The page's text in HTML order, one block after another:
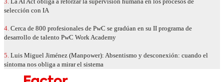
selección con IA
4. Cerca de 800 profesionales de PwC se gradúan en su II programa de
desarrollo de talento PwC Work Academy
5. Luis Miguel Jiménez (Manpower): Absentismo y desconexión: cuando el
síntoma nos obliga a mirar el sistema